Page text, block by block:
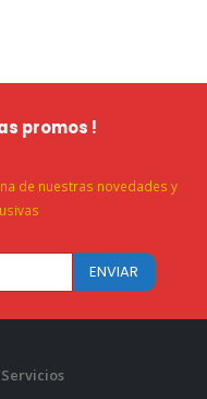
promos !
de nuestras novedades y
Servicios